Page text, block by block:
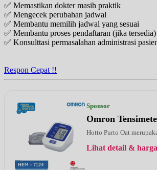
Senin, 10/08/2026
Jam 13:30 - 15:00
UMUM
Selasa, 11/08/2026
UMUM
Rabu, 12/08/2026
Jam 11:00 - 12:00
Kamis, 13/08/2026
✅ Memastikan dokter masih praktik
✅ Mengecek perubahan jadwal
✅ Membantu memilih jadwal yang sesuai
✅ Membantu proses pendaftaran (jika tersedia)
✅ Konsulttasi permasalahan administrasi
Respon Cepat !!
Sponsor
Omron
Hotto Purto Oat
Lihat detail &